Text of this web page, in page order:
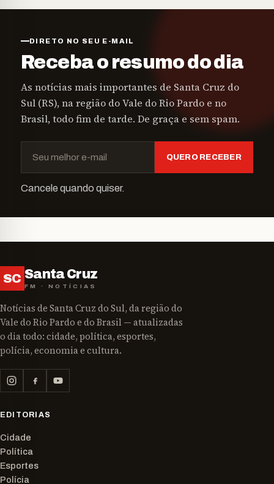
DIRETO NO SEU E-MAIL
Receba o resumo do dia
As notícias mais importantes de Santa Cruz do
Sul (RS), na região do Vale do Rio Pardo e no
Brasil, todo fim de tarde. De graça e sem spam.
QUERO RECEBER
Cancele quando quiser.
SC Santa Cruz
FM · NOTÍCIAS
Notícias de Santa Cruz do Sul, da região do
Vale do Rio Pardo e do Brasil — atualizadas
o dia todo: cidade, política, esportes,
polícia, economia e cultura.
EDITORIAS
Cidade
Política
Esportes
Polícia